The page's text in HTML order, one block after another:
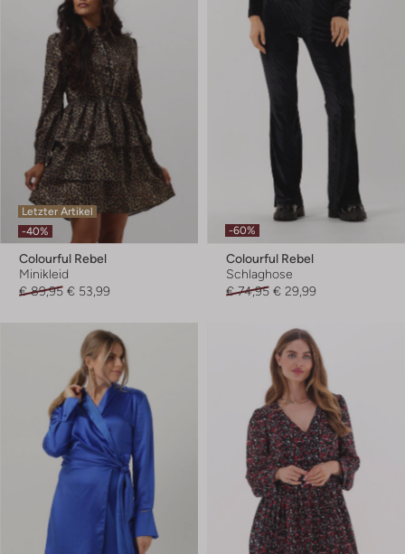
Letzter Artikel
-40%
Colourful Rebel
Minikleid
€ 89,95 € 53,99
-60%
Colourful Rebel
Schlaghose
€ 74,95 € 29,99